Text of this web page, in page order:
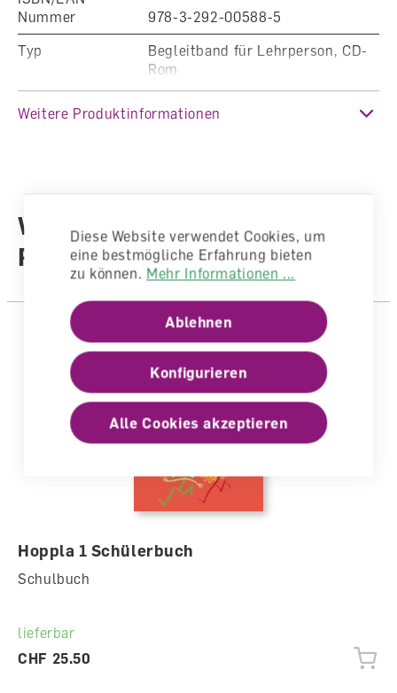
Nummer
978-3-292-00588-5
Typ
Begleitband für Lehrperson, CD-
Rom
Klasse, 3. Klasse
Sprache
Autoren /
Illustratoren
Autorenteam
Anzahl Seiten
Geheftet Geleimt
Weitere Produktinformationen
Weitere Produkte aus der
Reihe
Hoppla 1 Schülerbuch
Schulbuch
lieferbar
CHF 25.50
Diese Website verwendet Cookies, um
eine bestmögliche Erfahrung bieten
zu können. Mehr Informationen ...
Ablehnen
Konfigurieren
Alle Cookies akzeptieren